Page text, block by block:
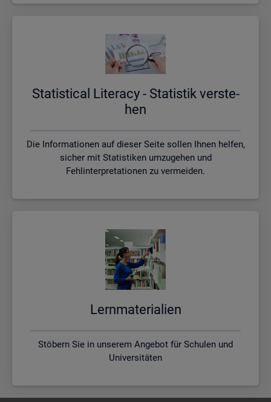
Sta­ti­s­ti­cal Li­te­r­acy - Sta­tis­tik ver­ste­
hen
Die Informationen auf dieser Seite sollen Ihnen helfen,
sicher mit Statistiken umzugehen und
Fehlinterpretationen zu vermeiden.
Lern­ma­te­ria­li­en
Stöbern Sie in unserem Angebot für Schulen und
Universitäten